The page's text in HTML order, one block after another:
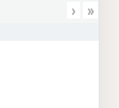
› »